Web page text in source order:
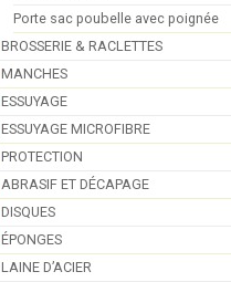
Porte sac poubelle avec poignée
BROSSERIE & RACLETTES
MANCHES
ESSUYAGE
ESSUYAGE MICROFIBRE
PROTECTION
ABRASIF ET DÉCAPAGE
DISQUES
ÉPONGES
LAINE D’ACIER